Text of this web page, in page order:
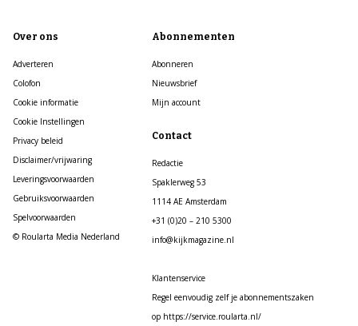
Over ons
Adverteren
Colofon
Cookie informatie
Cookie Instellingen
Privacy beleid
Disclaimer/vrijwaring
Leveringsvoorwaarden
Gebruiksvoorwaarden
Spelvoorwaarden
© Roularta Media Nederland
Abonnementen
Abonneren
Nieuwsbrief
Mijn account
Contact
Redactie
Spaklerweg 53
1114 AE Amsterdam
+31 (0)20 – 210 5300
info@kijkmagazine.nl
Klantenservice
Regel eenvoudig zelf je abonnementszaken
op https://service.roularta.nl/